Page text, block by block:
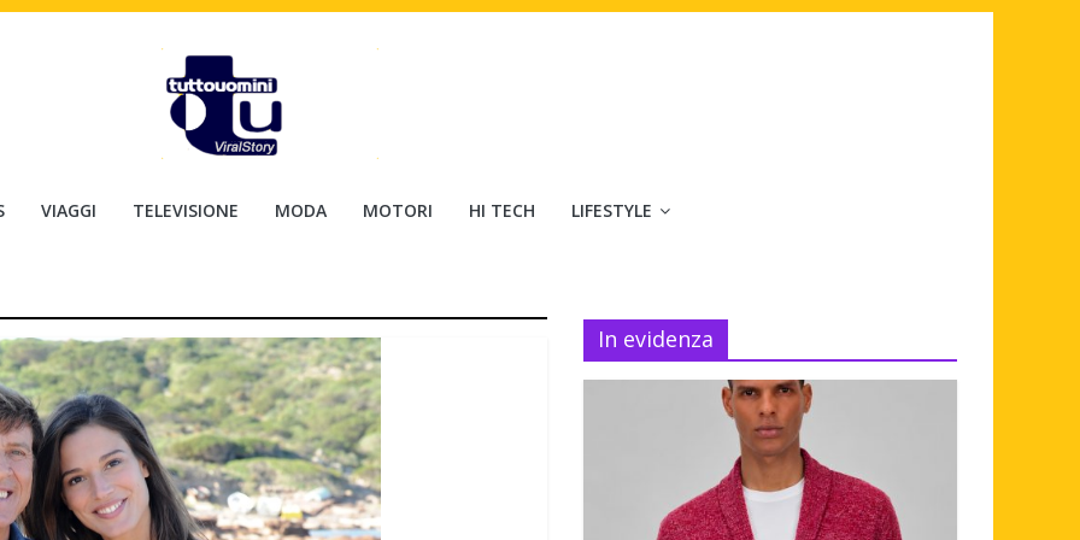
VIAGGI TELEVISIONE MODA MOTORI HI TECH LIFESTYLE
In evidenza